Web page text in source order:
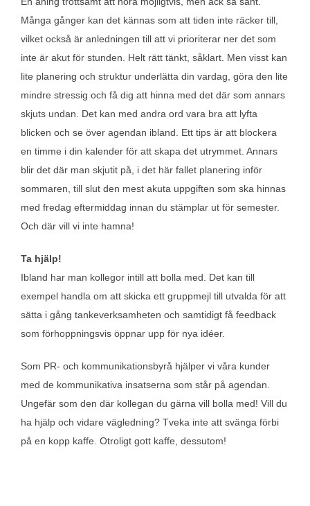
Många gånger kan det kännas som att tiden inte räcker till,
vilket också är anledningen till att vi prioriterar ner det som
inte är akut för stunden. Helt rätt tänkt, såklart. Men visst kan
lite planering och struktur underlätta din vardag, göra den lite
mindre stressig och få dig att hinna med det där som annars
skjuts undan. Det kan med andra ord vara bra att lyfta
blicken och se över agendan ibland. Ett tips är att blockera
en timme i din kalender för att skapa det utrymmet. Annars
blir det där man skjutit på, i det här fallet planering inför
sommaren, till slut den mest akuta uppgiften som ska hinnas
med fredag eftermiddag innan du stämplar ut för semester.
Och där vill vi inte hamna!
Ta hjälp!
Ibland har man kollegor intill att bolla med. Det kan till
exempel handla om att skicka ett gruppmejl till utvalda för att
sätta i gång tankeverksamheten och samtidigt få feedback
som förhoppningsvis öppnar upp för nya idéer.
Som PR- och kommunikationsbyrå hjälper vi våra kunder
med de kommunikativa insatserna som står på agendan.
Ungefär som den där kollegan du gärna vill bolla med! Vill du
ha hjälp och vidare vägledning? Tveka inte att svänga förbi
på en kopp kaffe. Otroligt gott kaffe, dessutom!